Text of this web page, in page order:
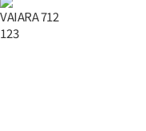
VAIARA 712
123